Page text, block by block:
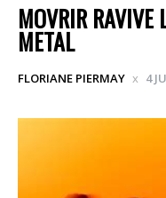
MOVRIR RAVIVE
METAL
FLORIANE PIERMAY 4